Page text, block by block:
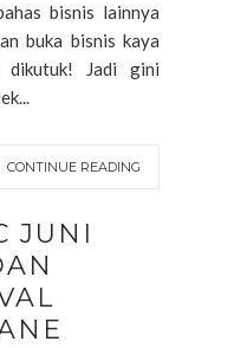
bisnis lainnya
buka bisnis kaya
Jadi gini
CONTINUE READING
JUNI